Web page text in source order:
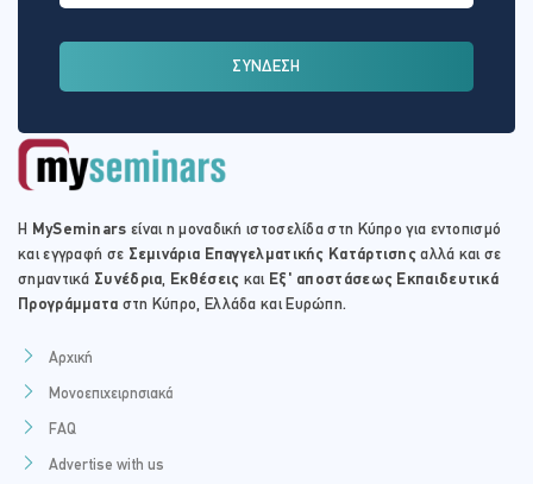
ΣΥΝΔΕΣΗ
Η MySeminars είναι η μοναδική ιστοσελίδα στη Κύπρο για εντοπισμό
και εγγραφή σε Σεμινάρια Επαγγελματικής Κατάρτισης αλλά και σε
σημαντικά Συνέδρια, Εκθέσεις και Εξ' αποστάσεως Εκπαιδευτικά
Προγράμματα στη Κύπρο, Ελλάδα και Ευρώπη.
Αρχική
Μονοεπιχειρησιακά
FAQ
Advertise with us